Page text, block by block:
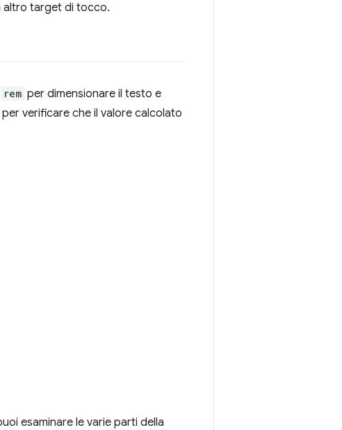
altro target di tocco.
rem per dimensionare il testo e
verificare che il valore calcolato
esaminare le varie parti della